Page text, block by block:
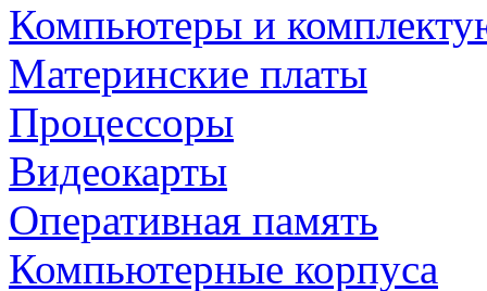
Компьютеры и
Материнские платы
Процессоры
Видеокарты
Оперативная память
Компьютерные корпуса